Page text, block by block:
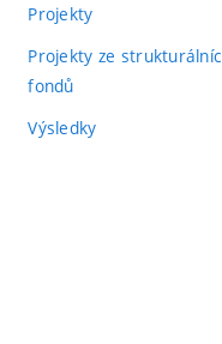
Projekty
Projekty ze
fondů
Výsledky